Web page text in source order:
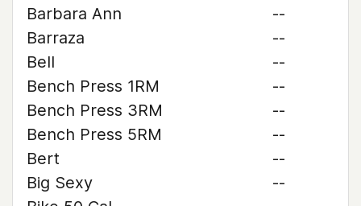
Barbara Ann
--
Barraza
--
Bell
--
Bench Press 1RM
--
Bench Press 3RM
--
Bench Press 5RM
--
Bert
--
Big Sexy
--